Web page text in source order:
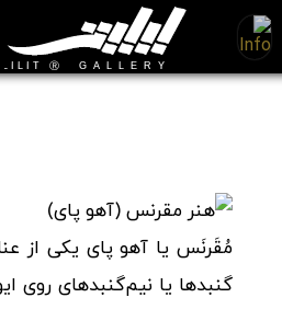
مُقَرنَس یا آهو پای یکی از
گنبدها یا نیم‌گنبدهای روی